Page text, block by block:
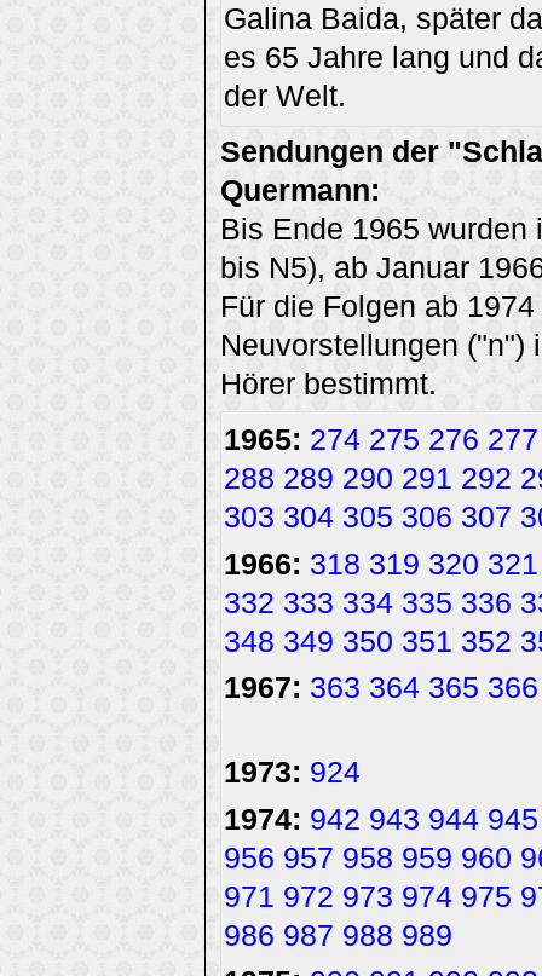
Galina Baida, später
es 65 Jahre lang und
der Welt.
Sendungen der
Quermann:
Bis Ende 1965 wurden
bis N5), ab Januar
Für die Folgen ab
Neuvorstellungen ("n")
Hörer bestimmt.
1965: 274 275 276 277
288 289 290 291 292
303 304 305 306 307
1966: 318 319 320 321
332 333 334 335 336
348 349 350 351 352
1967: 363 364 365 366
1973: 924
1974: 942 943 944 945
956 957 958 959 960
971 972 973 974 975
986 987 988 989